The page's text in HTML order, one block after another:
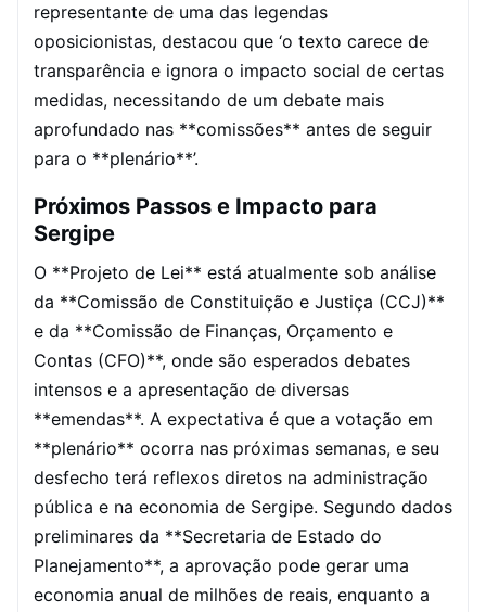
representante de uma das legendas
oposicionistas, destacou que ‘o texto carece de
transparência e ignora o impacto social de certas
medidas, necessitando de um debate mais
aprofundado nas **comissões** antes de seguir
para o **plenário**’.
Próximos Passos e Impacto para
Sergipe
O **Projeto de Lei** está atualmente sob análise
da **Comissão de Constituição e Justiça (CCJ)**
e da **Comissão de Finanças, Orçamento e
Contas (CFO)**, onde são esperados debates
intensos e a apresentação de diversas
**emendas**. A expectativa é que a votação em
**plenário** ocorra nas próximas semanas, e seu
desfecho terá reflexos diretos na administração
pública e na economia de Sergipe. Segundo dados
preliminares da **Secretaria de Estado do
Planejamento**, a aprovação pode gerar uma
economia anual de milhões de reais, enquanto a